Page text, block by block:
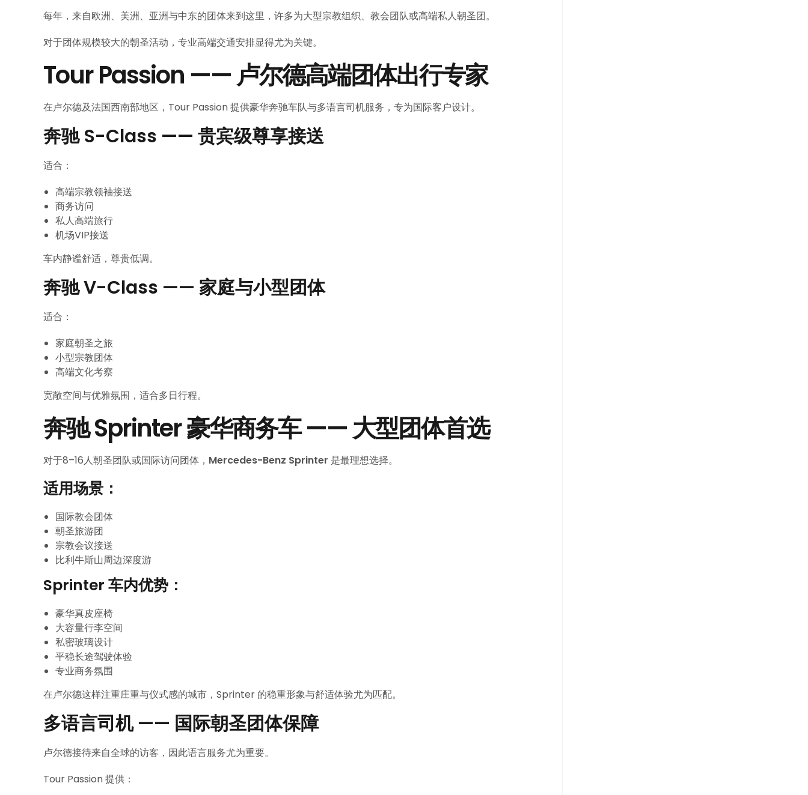
每年，来自欧洲、美洲、亚洲与中东的团体来到这里，许多为大型宗教组织、教会团队或高端私人朝圣团。
对于团体规模较大的朝圣活动，专业高端交通安排显得尤为关键。
Tour Passion —— 卢尔德高端团体出行专家
在卢尔德及法国西南部地区，Tour Passion 提供豪华奔驰车队与多语言司机服务，专为国际客户设计。
奔驰 S-Class —— 贵宾级尊享接送
适合：
高端宗教领袖接送
商务访问
私人高端旅行
机场VIP接送
车内静谧舒适，尊贵低调。
奔驰 V-Class —— 家庭与小型团体
适合：
家庭朝圣之旅
小型宗教团体
高端文化考察
宽敞空间与优雅氛围，适合多日行程。
奔驰 Sprinter 豪华商务车 —— 大型团体首选
对于8–16人朝圣团队或国际访问团体， Mercedes-Benz Sprinter 是最理想选择。
适用场景：
国际教会团体
朝圣旅游团
宗教会议接送
比利牛斯山周边深度游
Sprinter 车内优势：
豪华真皮座椅
大容量行李空间
私密玻璃设计
平稳长途驾驶体验
专业商务氛围
在卢尔德这样注重庄重与仪式感的城市，Sprinter 的稳重形象与舒适体验尤为匹配。
多语言司机 —— 国际朝圣团体保障
卢尔德接待来自全球的访客，因此语言服务尤为重要。
Tour Passion 提供：